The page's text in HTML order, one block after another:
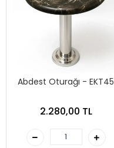
Abdest Oturağı - EKT45
2.280,00 TL